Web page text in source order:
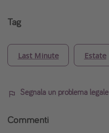
Tag
Last Minute Estate
Segnala un problema legale
Commenti